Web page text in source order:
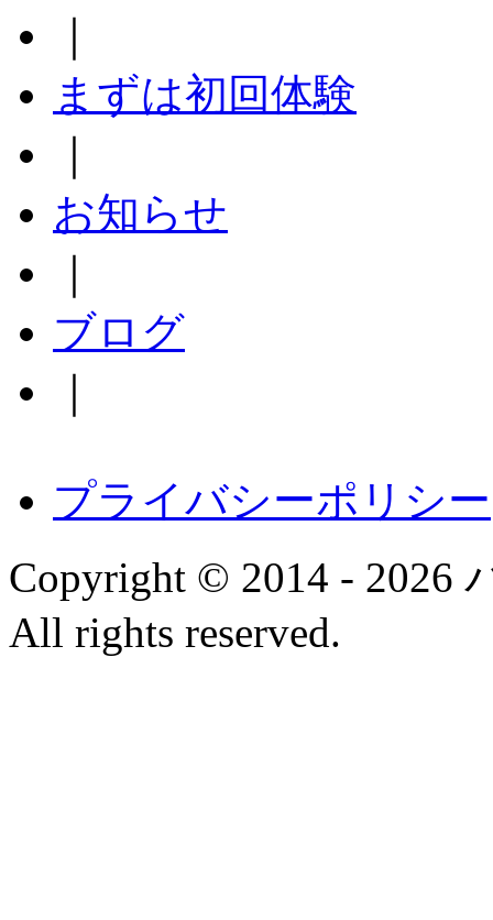
まずは初回体験
お知らせ
ブログ
プライバシーポリシー
Copyright © 2014 - 2026
All rights reserved.